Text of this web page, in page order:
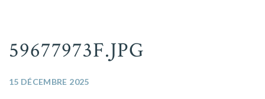
59677973F.JPG
15 DÉCEMBRE 2025